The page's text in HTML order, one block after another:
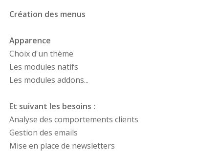
Création des menus
Apparence
Choix d'un thème
Les modules natifs
Les modules addons...
Et suivant les besoins :
Analyse des comportements clients
Gestion des emails
Mise en place de newsletters